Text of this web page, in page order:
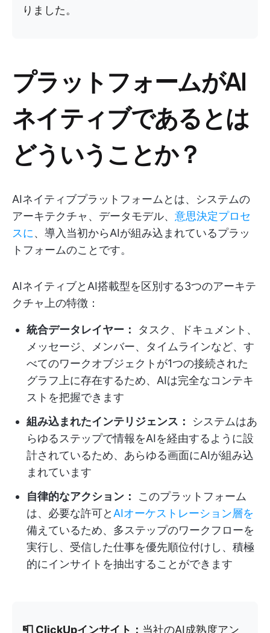
りました。
プラットフォームがAI
ネイティブであるとは
どういうことか？
AIネイティブプラットフォームとは、システムの
アーキテクチャ、データモデル、 意思決定プロセ
スに、導入当初からAIが組み込まれているプラッ
トフォームのことです。
AIネイティブとAI搭載型を区別する3つのアーキテ
クチャ上の特徴：
統合データレイヤー：
タスク、ドキュメント、
メッセージ、メンバー、タイムラインなど、す
べてのワークオブジェクトが1つの接続された
グラフ上に存在するため、AIは完全なコンテキ
ストを把握できます
組み込まれたインテリジェンス：
システムはあ
らゆるステップで情報をAIを経由するように設
計されているため、あらゆる画面にAIが組み込
まれています
自律的なアクション：
このプラットフォーム
は、必要な許可と AIオーケストレーション層を
備えているため、多ステップのワークフローを
実行し、受信した仕事を優先順位付けし、積極
的にインサイトを抽出することができます
📮 ClickUpインサイト： 当社のAI成熟度アン